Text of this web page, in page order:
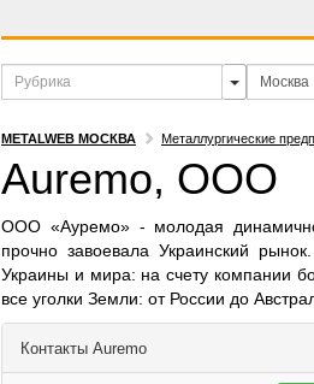
METALWEB МОСКВА Металлургические
Auremo, ООО
ООО «Ауремо» - молодая
прочно завоевала Украинский
Украины и мира: на счету компании
все уголки Земли: от России до
Контакты Auremo